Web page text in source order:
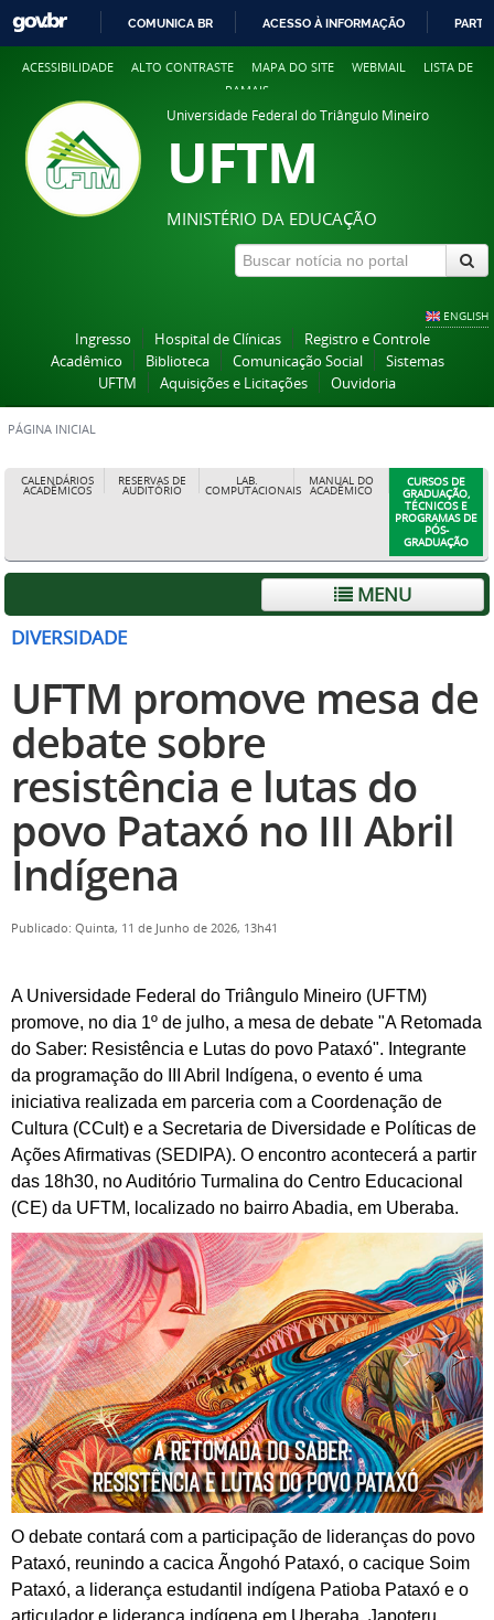
COMUNICA BR ACESSO À INFORMAÇÃO
ACESSIBILIDADE ALTO CONTRASTE MAPA DO SITE WEBMAIL
LISTA DE
RAMAIS
Universidade Federal do Triângulo Mineiro
UFTM
MINISTÉRIO DA EDUCAÇÃO
ENGLISH
Ingresso Hospital de Clínicas
Registro e Controle
Acadêmico
Biblioteca Comunicação Social
Sistemas
UFTM
Aquisições e Licitações Ouvidoria
PÁGINA INICIAL
CALENDÁRIOS
ACADÊMICOS
RESERVAS DE
AUDITÓRIO
LAB.
COMPUTACIONAIS
MANUAL DO
ACADÊMICO
CURSOS DE
GRADUAÇÃO,
TÉCNICOS E
PROGRAMAS DE
PÓS-
GRADUAÇÃO
MENU
DIVERSIDADE
UFTM promove mesa de
debate sobre
resistência e lutas do
povo Pataxó no III Abril
Indígena
Publicado: Quinta, 11 de Junho de 2026, 13h41
A Universidade Federal do Triângulo Mineiro (UFTM)
promove, no dia 1º de julho, a mesa de debate "A Retomada
do Saber: Resistência e Lutas do povo Pataxó". Integrante
da programação do III Abril Indígena, o evento é uma
iniciativa realizada em parceria com a Coordenação de
Cultura (CCult) e a Secretaria de Diversidade e Políticas de
Ações Afirmativas (SEDIPA). O encontro acontecerá a partir
das 18h30, no Auditório Turmalina do Centro Educacional
(CE) da UFTM, localizado no bairro Abadia, em Uberaba.
O debate contará com a participação de lideranças do povo
Pataxó, reunindo a cacica Ãngohó Pataxó, o cacique Soim
Pataxó, a liderança estudantil indígena Patioba Pataxó e o
articulador e liderança indígena em Uberaba, Japoteru